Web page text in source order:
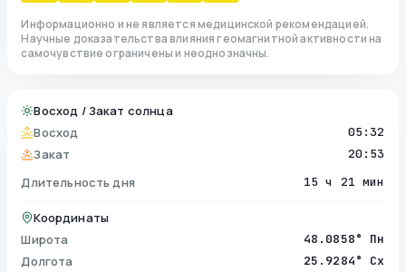
Информационно и не является медицинской рекомендацией.
Научные доказательства влияния геомагнитной активности на
самочувствие ограничены и неоднозначны.
Восход / Закат солнца
Восход
05:32
Закат 20:53
Длительность дня 15 ч 21 мин
Координаты
Широта
48.0858° Пн
Долгота 25.9284° Сх